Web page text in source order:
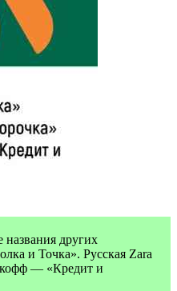
других
и Точка». Русская Zara
— «Кредит и